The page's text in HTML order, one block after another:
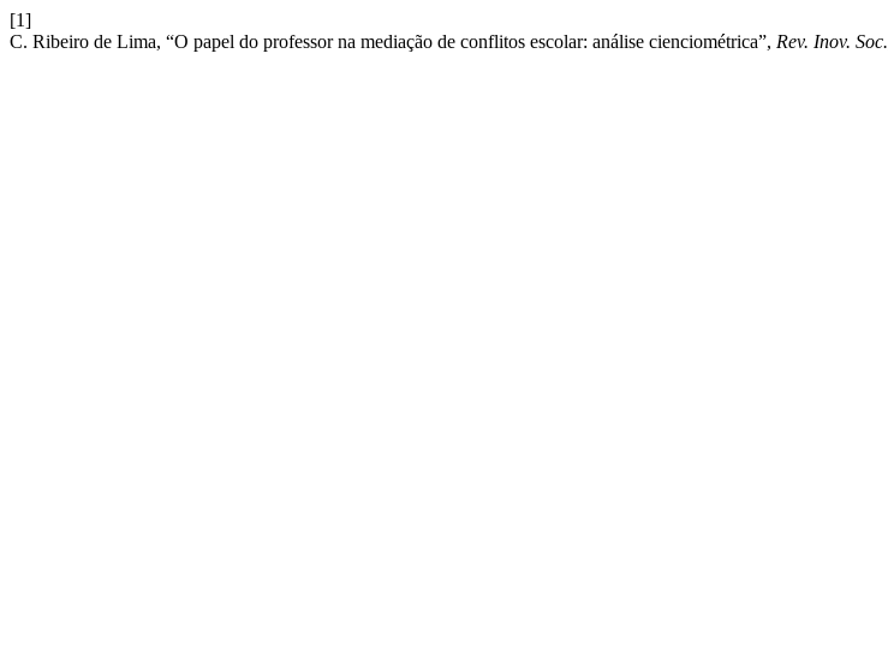
[1]
C. Ribeiro de Lima, “O papel do professor na mediação de conflitos escolar: análise cienciométrica”, Rev. Inov. Soc.